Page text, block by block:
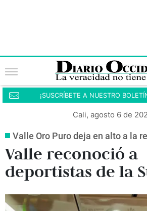
¡SUSCRÍBETE A NUESTRO
Cali, agosto 6 de
Valle Oro Puro deja en alto a la
Valle reconoció a
deportistas de la